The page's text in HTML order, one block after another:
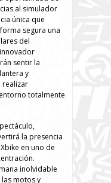
al simulador
única que
segura una
del
sentir la
y
realizar
totalmente
la presencia
en uno de
inolvidable
motos y